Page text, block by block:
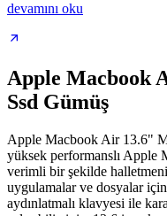
devamını oku
Apple Macbook
Ssd Gümüş
Apple Macbook Air 13.6"
yüksek performanslı Apple
verimli bir şekilde
uygulamalar ve dosyalar
aydınlatmalı klavyesi ile